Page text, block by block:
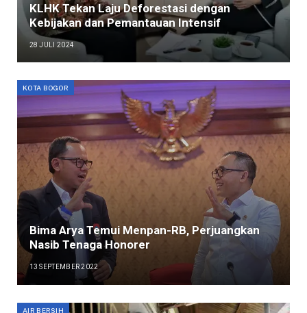
KLHK Tekan Laju Deforestasi dengan
Kebijakan dan Pemantauan Intensif
28 JULI 2024
KOTA BOGOR
Bima Arya Temui Menpan-RB, Perjuangkan
Nasib Tenaga Honorer
13 SEPTEMBER 2022
AIR BERSIH